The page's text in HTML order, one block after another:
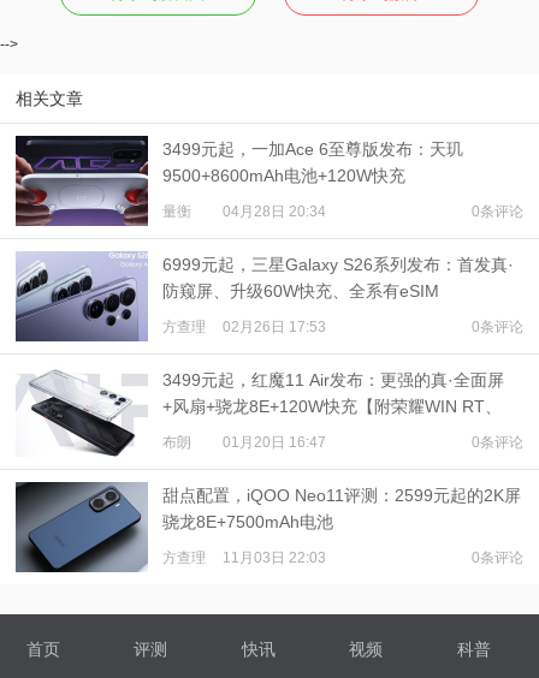
-->
相关文章
3499元起，一加Ace 6至尊版发布：天玑
9500+8600mAh电池+120W快充
量衡 04月28日 20:34 0条评论
6999元起，三星Galaxy S26系列发布：首发真·
防窥屏、升级60W快充、全系有eSIM
方查理 02月26日 17:53 0条评论
3499元起，红魔11 Air发布：更强的真·全面屏
+风扇+骁龙8E+120W快充【附荣耀WIN RT、
iQOO Neo11等多机对比】
布朗 01月20日 16:47 0条评论
甜点配置，iQOO Neo11评测：2599元起的2K屏
骁龙8E+7500mAh电池
方查理 11月03日 22:03 0条评论
首页 评测 快讯 视频 科普